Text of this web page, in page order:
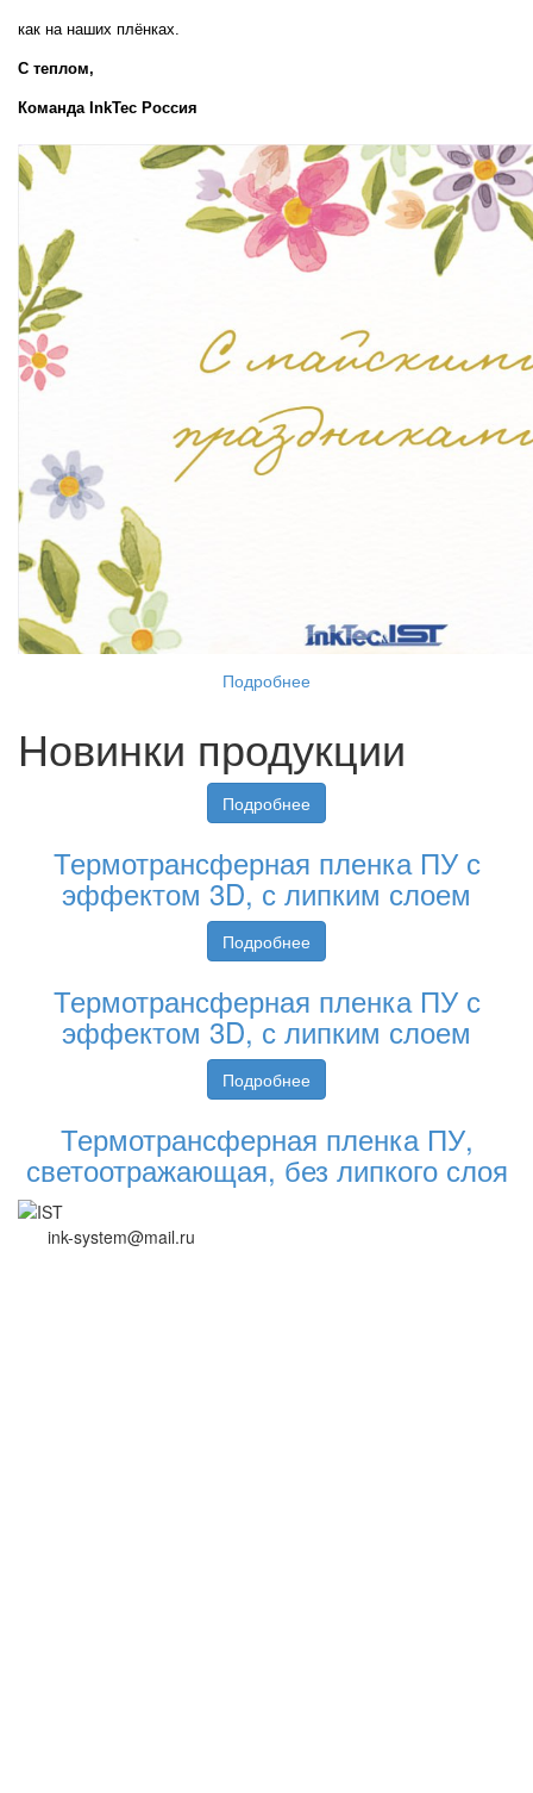
как на наших плёнках.
С теплом,
Команда InkTec Россия
Подробнее
Новинки продукции
Подробнее
Термотрансферная пленка ПУ с
эффектом 3D, с липким слоем
Подробнее
Термотрансферная пленка ПУ с
эффектом 3D, с липким слоем
Подробнее
Термотрансферная пленка ПУ,
светоотражающая, без липкого слоя
ink-system@mail.ru